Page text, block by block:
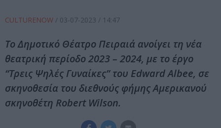
CULTURENOW / 03-07-2023 / 14:47
Το Δημοτικό Θέατρο Πειραιά ανοίγει τη νέα
θεατρική περίοδο 2023 – 2024, με το έργο
“Τρεις Ψηλές Γυναίκες” του Edward Albee, σε
σκηνοθεσία του διεθνούς φήμης Αμερικανού
σκηνοθέτη Robert Wilson.